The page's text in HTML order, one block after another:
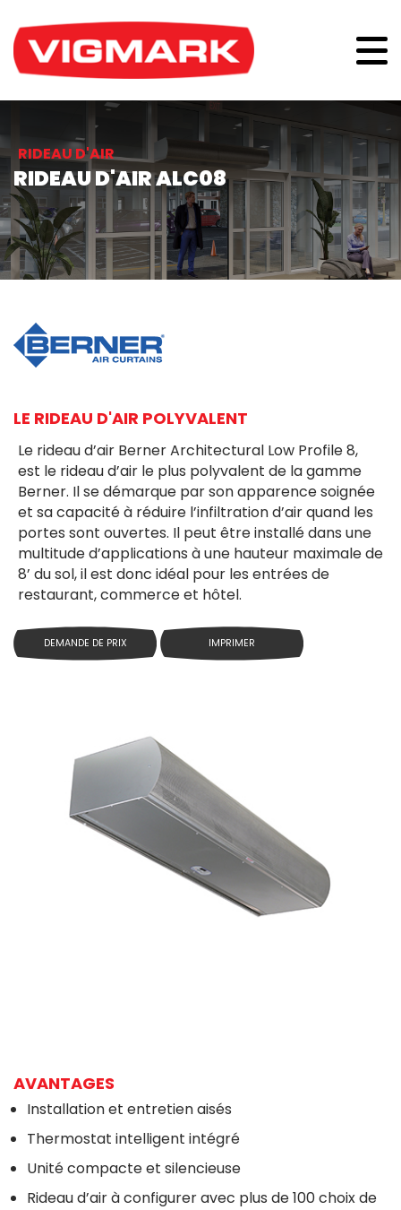
RIDEAU D'AIR
RIDEAU D'AIR ALC08
LE RIDEAU D'AIR POLYVALENT
Le rideau d’air Berner Architectural Low Profile 8,
est le rideau d’air le plus polyvalent de la gamme
Berner. Il se démarque par son apparence soignée
et sa capacité à réduire l’infiltration d’air quand les
portes sont ouvertes. Il peut être installé dans une
multitude d’applications à une hauteur maximale de
8’ du sol, il est donc idéal pour les entrées de
restaurant, commerce et hôtel.
DEMANDE DE PRIX IMPRIMER
AVANTAGES
Installation et entretien aisés
Thermostat intelligent intégré
Unité compacte et silencieuse
Rideau d’air à configurer avec plus de 100 choix de